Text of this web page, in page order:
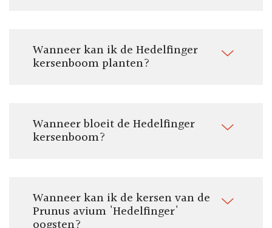
Wanneer kan ik de Hedelfinger
kersenboom planten?
Wanneer bloeit de Hedelfinger
kersenboom?
Wanneer kan ik de kersen van de
Prunus avium 'Hedelfinger'